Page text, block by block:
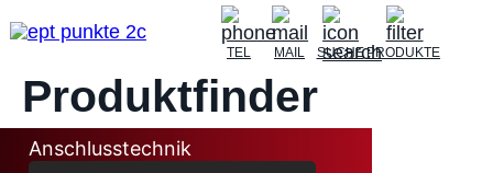
TEL MAIL SUCHEPRODUKTE
Produktfinder
Anschlusstechnik